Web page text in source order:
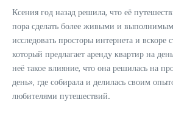
Ксения год назад решила, что её
пора сделать более живыми и
исследовать просторы интернета и вскоре
который предлагает аренду квартир на
неё такое влияние, что она решилась на
день», где собирала и делилась своим
любителями путешествий.